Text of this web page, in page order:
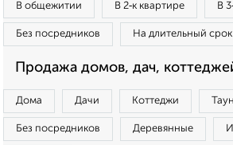
В общежитии В 2‑к квартире В
Без посредников На длительный срок
Продажа домов, дач,
Дома Дачи Коттеджи
Без посредников Деревянные